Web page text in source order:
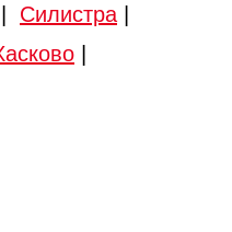
Силистра